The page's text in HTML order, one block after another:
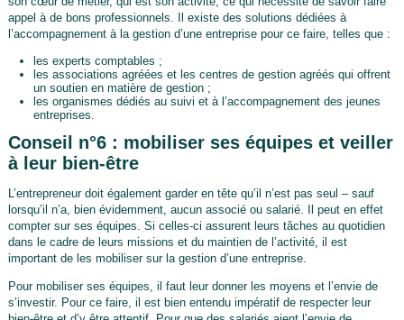
appel à de bons professionnels. Il existe des solutions dédiées à
l’accompagnement à la gestion d’une entreprise pour ce faire, telles que :
les experts comptables ;
les associations agréées et les centres de gestion agréés qui offrent
un soutien en matière de gestion ;
les organismes dédiés au suivi et à l’accompagnement des jeunes
entreprises.
Conseil n°6 : mobiliser ses équipes et veiller
à leur bien-être
L’entrepreneur doit également garder en tête qu’il n’est pas seul – sauf
lorsqu’il n’a, bien évidemment, aucun associé ou salarié. Il peut en effet
compter sur ses équipes. Si celles-ci assurent leurs tâches au quotidien
dans le cadre de leurs missions et du maintien de l’activité, il est
important de les mobiliser sur la gestion d’une entreprise.
Pour mobiliser ses équipes, il faut leur donner les moyens et l’envie de
s’investir. Pour ce faire, il est bien entendu impératif de respecter leur